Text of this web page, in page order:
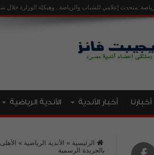
أخبارنا أخبار الأندية الأندية الرياضية
الرئيسية » الأندية الرياضية » الأهلى
بالجريدة الرسمية